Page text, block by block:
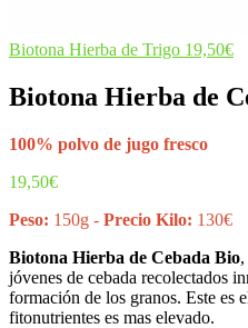
Biotona Hierba de Trigo 19,50€
Biotona Hierba de
100% polvo de jugo fresco
19,50€
Peso: 150g - Precio Kilo: 130€
Biotona Hierba de Cebada Bio
jóvenes de cebada recolectados
formación de los granos. Este es
fitonutrientes es mas elevado.